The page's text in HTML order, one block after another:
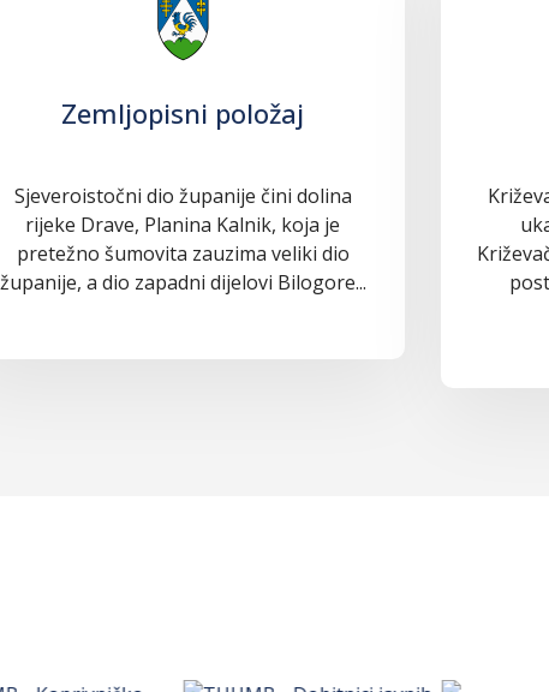
Zemljopisni položaj
Sjeveroistočni dio županije čini dolina
rijeke Drave, Planina Kalnik, koja je
pretežno šumovita zauzima veliki dio
županije, a dio zapadni dijelovi Bilogore...